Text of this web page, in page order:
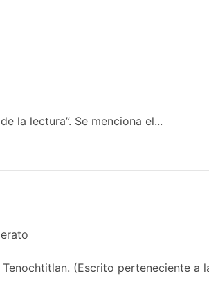
la lectura”. Se menciona el...
(Escrito perteneciente a